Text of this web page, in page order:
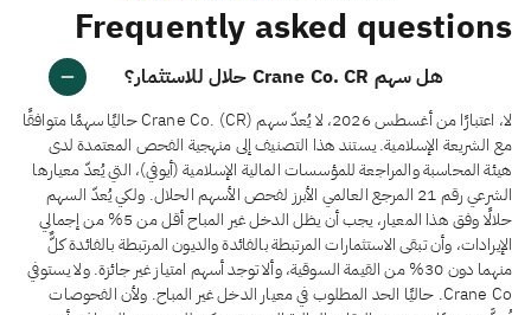
Frequently asked questions
هل سهم Crane Co. CR حلال للاستثمار؟
لا، اعتبارًا من أغسطس 2026، لا يُعدّ سهم Crane Co. (CR) حاليًا سهمًا متوافقًا
مع الشريعة الإسلامية. يستند هذا التصنيف إلى منهجية الفحص المعتمدة لدى
هيئة المحاسبة والمراجعة للمؤسسات المالية الإسلامية (أيوفي)، التي يُعدّ معيارها
الشرعي رقم 21 المرجع العالمي الأبرز لفحص الأسهم الحلال. ولكي يُعدّ السهم
حلالًا وفق هذا المعيار، يجب أن يظل الدخل غير المباح أقل من 5% من إجمالي
الإيرادات، وأن تبقى الاستثمارات المرتبطة بالفائدة والديون المرتبطة بالفائدة كلٌّ
منهما دون 30% من القيمة السوقية، وألا توجد أسهم امتياز غير جائزة. ولا يستوفي
Crane Co. حاليًا الحد المطلوب في معيار الدخل غير المباح. ولأن الفحوصات